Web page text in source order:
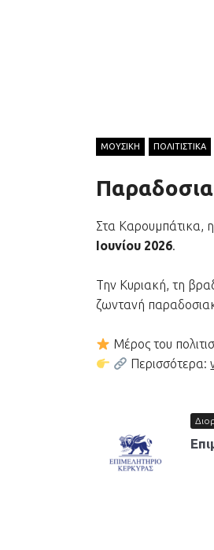
ΜΟΥΣΙΚΗ ΠΟΛΙΤΙΣΤΙΚΑ
Στα Καρουμπάτικα,
Ιουνίου 2026.
Την Κυριακή, τη
ζωντανή
Μέρος του
Περισσότερα: